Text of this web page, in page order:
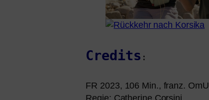
Credits :
FR 2023, 106 Min., franz. OmU